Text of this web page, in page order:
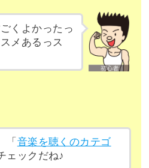
くよかったっ
メあるっス
「 音楽を聴くのカテゴ
ェックだね♪